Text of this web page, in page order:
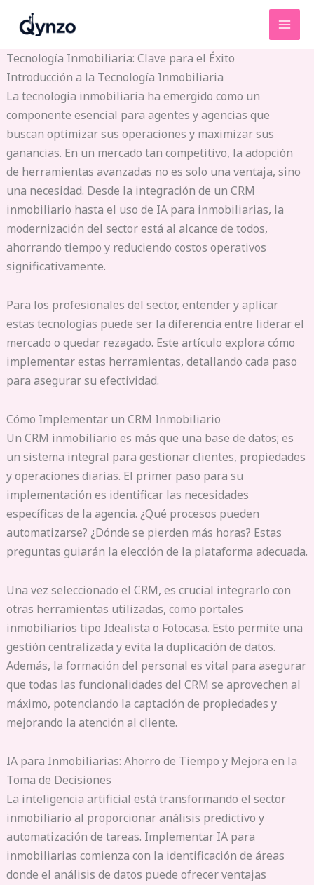
Tecnología Inmobiliaria: Clave para el Éxito
Introducción a la Tecnología Inmobiliaria
La tecnología inmobiliaria ha emergido como un
componente esencial para agentes y agencias que
buscan optimizar sus operaciones y maximizar sus
ganancias. En un mercado tan competitivo, la adopción
de herramientas avanzadas no es solo una ventaja, sino
una necesidad. Desde la integración de un CRM
inmobiliario hasta el uso de IA para inmobiliarias, la
modernización del sector está al alcance de todos,
ahorrando tiempo y reduciendo costos operativos
significativamente.
Para los profesionales del sector, entender y aplicar
estas tecnologías puede ser la diferencia entre liderar el
mercado o quedar rezagado. Este artículo explora cómo
implementar estas herramientas, detallando cada paso
para asegurar su efectividad.
Cómo Implementar un CRM Inmobiliario
Un CRM inmobiliario es más que una base de datos; es
un sistema integral para gestionar clientes, propiedades
y operaciones diarias. El primer paso para su
implementación es identificar las necesidades
específicas de la agencia. ¿Qué procesos pueden
automatizarse? ¿Dónde se pierden más horas? Estas
preguntas guiarán la elección de la plataforma adecuada.
Una vez seleccionado el CRM, es crucial integrarlo con
otras herramientas utilizadas, como portales
inmobiliarios tipo Idealista o Fotocasa. Esto permite una
gestión centralizada y evita la duplicación de datos.
Además, la formación del personal es vital para asegurar
que todas las funcionalidades del CRM se aprovechen al
máximo, potenciando la captación de propiedades y
mejorando la atención al cliente.
IA para Inmobiliarias: Ahorro de Tiempo y Mejora en la
Toma de Decisiones
La inteligencia artificial está transformando el sector
inmobiliario al proporcionar análisis predictivo y
automatización de tareas. Implementar IA para
inmobiliarias comienza con la identificación de áreas
donde el análisis de datos puede ofrecer ventajas